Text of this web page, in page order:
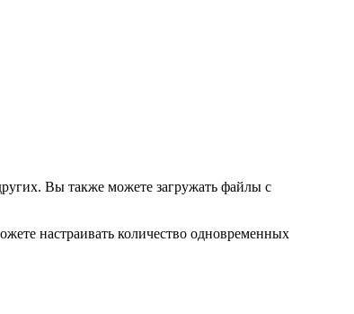
Вы также можете загружать файлы с
настраивать количество одновременных